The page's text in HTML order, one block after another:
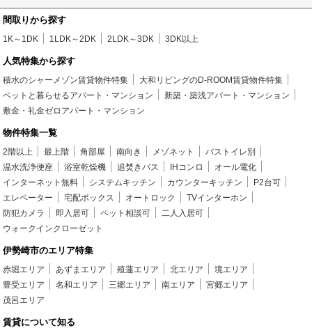
間取りから探す
1K～1DK 1LDK～2DK 2LDK～3DK 3DK以上
人気特集から探す
積水のシャーメゾン賃貸物件特集
大和リビングのD-ROOM賃貸物件特集
ペットと暮らせるアパート・マンション
新築・築浅アパート・マンション
敷金・礼金ゼロアパート・マンション
物件特集一覧
2階以上 最上階 角部屋 南向き メゾネット
バストイレ別
温水洗浄便座
浴室乾燥機 追焚きバス IHコンロ
オール電化
インターネット無料
システムキッチン カウンターキッチン
P2台可
エレベーター
宅配ボックス オートロック
TVインターホン
防犯カメラ
即入居可 ペット相談可
二人入居可
ウォークインクローゼット
伊勢崎市のエリア特集
赤堀エリア あずまエリア 殖蓮エリア 北エリア
境エリア
豊受エリア
名和エリア 三郷エリア 南エリア
宮郷エリア
茂呂エリア
賃貸について知る